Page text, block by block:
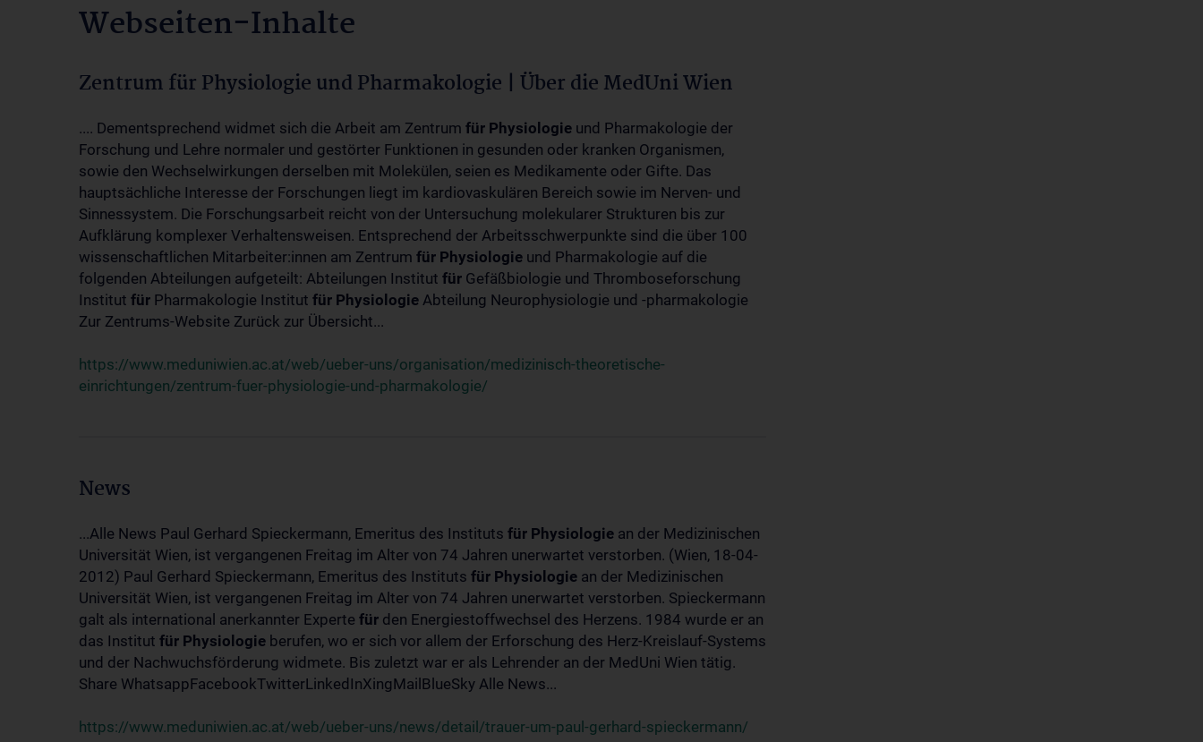
Webseiten-Inhalte
Zentrum für Physiologie und Pharmakologie | Über die MedUni Wien
.... Dementsprechend widmet sich die Arbeit am Zentrum für Physiologie und Pharmakologie der
Forschung und Lehre normaler und gestörter Funktionen in gesunden oder kranken Organismen,
sowie den Wechselwirkungen derselben mit Molekülen, seien es Medikamente oder Gifte. Das
hauptsächliche Interesse der Forschungen liegt im kardiovaskulären Bereich sowie im Nerven- und
Sinnessystem. Die Forschungsarbeit reicht von der Untersuchung molekularer Strukturen bis zur
Aufklärung komplexer Verhaltensweisen. Entsprechend der Arbeitsschwerpunkte sind die über 100
wissenschaftlichen Mitarbeiter:innen am Zentrum für Physiologie und Pharmakologie auf die
folgenden Abteilungen aufgeteilt: Abteilungen Institut für Gefäßbiologie und Thromboseforschung
Institut für Pharmakologie Institut für Physiologie Abteilung Neurophysiologie und -pharmakologie
Zur Zentrums-Website Zurück zur Übersicht...
https://www.meduniwien.ac.at/web/ueber-uns/organisation/medizinisch-theoretische-
einrichtungen/zentrum-fuer-physiologie-und-pharmakologie/
News
...Alle News Paul Gerhard Spieckermann, Emeritus des Instituts für Physiologie an der Medizinischen
Universität Wien, ist vergangenen Freitag im Alter von 74 Jahren unerwartet verstorben. (Wien, 18-04-
2012) Paul Gerhard Spieckermann, Emeritus des Instituts für Physiologie an der Medizinischen
Universität Wien, ist vergangenen Freitag im Alter von 74 Jahren unerwartet verstorben. Spieckermann
galt als international anerkannter Experte für den Energiestoffwechsel des Herzens. 1984 wurde er an
das Institut für Physiologie berufen, wo er sich vor allem der Erforschung des Herz-Kreislauf-Systems
und der Nachwuchsförderung widmete. Bis zuletzt war er als Lehrender an der MedUni Wien tätig.
Share WhatsappFacebookTwitterLinkedInXingMailBlueSky Alle News...
https://www.meduniwien.ac.at/web/ueber-uns/news/detail/trauer-um-paul-gerhard-spieckermann/